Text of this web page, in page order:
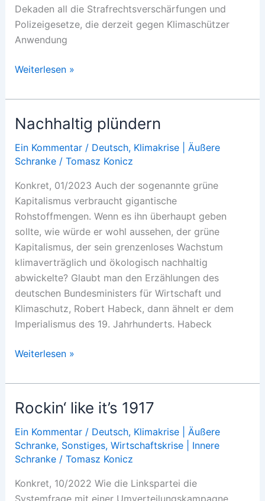
Dekaden all die Strafrechtsverschärfungen und
Polizeigesetze, die derzeit gegen Klimaschützer
Anwendung
Die
des
Weiterlesen »
Nachhaltig plündern
Ein Kommentar / Deutsch, Klimakrise | Äußere
Schranke/ Tomasz Konicz
Konkret, 01/2023 Auch der sogenannte grüne
Kapitalismus verbraucht gigantische
Rohstoffmengen. Wenn es ihn überhaupt geben
sollte, wie würde er wohl aussehen, der grüne
Kapitalismus, der sein grenzenloses Wachstum
klimaverträglich und ökologisch nachhaltig
abwickelte? Glaubt man den Erzählungen des
deutschen Bundesministers für Wirtschaft und
Klimaschutz, Robert Habeck, dann ähnelt er dem
Imperialismus des 19. Jahrhunderts. Habeck
Nachhaltig
Weiterlesen »
Rockin‘ like it’s 1917
Ein Kommentar / Deutsch, Klimakrise | Äußere
Schranke, Sonstiges, Wirtschaftskrise | Innere
Schranke/ Tomasz Konicz
Konkret, 10/2022 Wie die Linkspartei die
Systemfrage mit einer Umverteilungskampagne